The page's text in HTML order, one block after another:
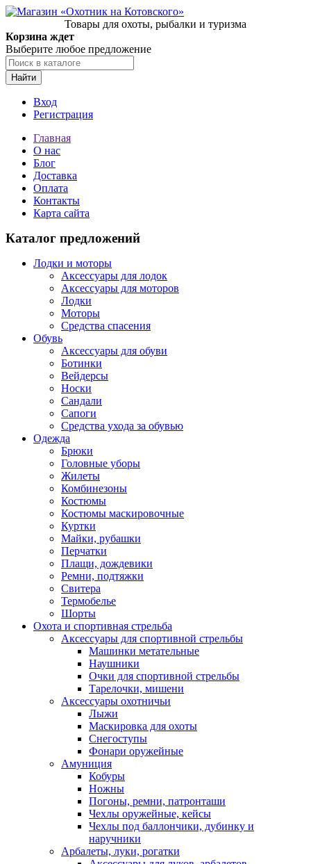
Товары для охоты, рыбалки и туризма
Корзина ждет
Выберите любое предложение
Найти
Вход
Регистрация
Главная
О нас
Блог
Доставка
Оплата
Контакты
Карта сайта
Каталог предложений
Лодки и моторы
Аксессуары для лодок
Аксессуары для моторов
Лодки
Моторы
Средства спасения
Обувь
Аксессуары для обуви
Ботинки
Вейдерсы
Носки
Сандали
Сапоги
Средства ухода за обувью
Одежда
Брюки
Головные уборы
Жилеты
Комбинезоны
Костюмы
Костюмы маскировочные
Куртки
Майки, рубашки
Перчатки
Плащи, дождевики
Ремни, подтяжки
Свитера
Термобелье
Шорты
Охота и спортивная стрельба
Аксессуары для спортивной стрельбы
Машинки метательные
Наушники
Очки для спортивной стрельбы
Тарелочки, мишени
Аксессуары охотничьи
Лыжи
Маскировка для охоты
Снегоступы
Фонари оружейные
Амуниция
Кобуры
Ножны
Погоны, ремни, патронташи
Чехлы оружейные, кейсы
Чехлы под баллончики, дубинку и
наручники
Арбалеты, луки, рогатки